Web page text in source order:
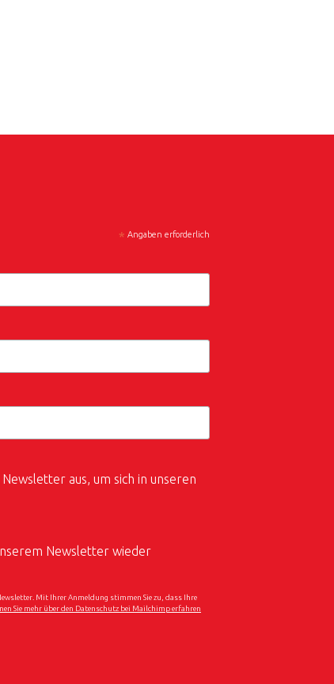
* Angaben erforderlich
aus, um sich in unseren
Newsletter wieder
Mit Ihrer Anmeldung stimmen Sie zu, dass Ihre
Sie mehr über den Datenschutz bei Mailchimp erfahren